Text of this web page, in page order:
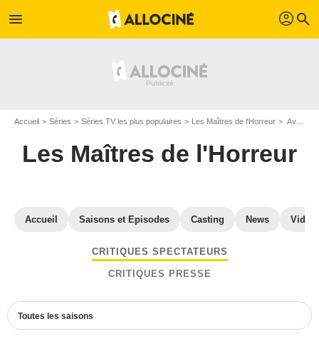
menu profil search
Accueil Séries Séries TV les plus populaires Les Maîtres de l'Horreur Avis Les Maîtres de l'Horreur
Les Maîtres de l'Horreur
Accueil Saisons et Episodes Casting News
CRITIQUES SPECTATEURS
CRITIQUES PRESSE
Toutes les saisons